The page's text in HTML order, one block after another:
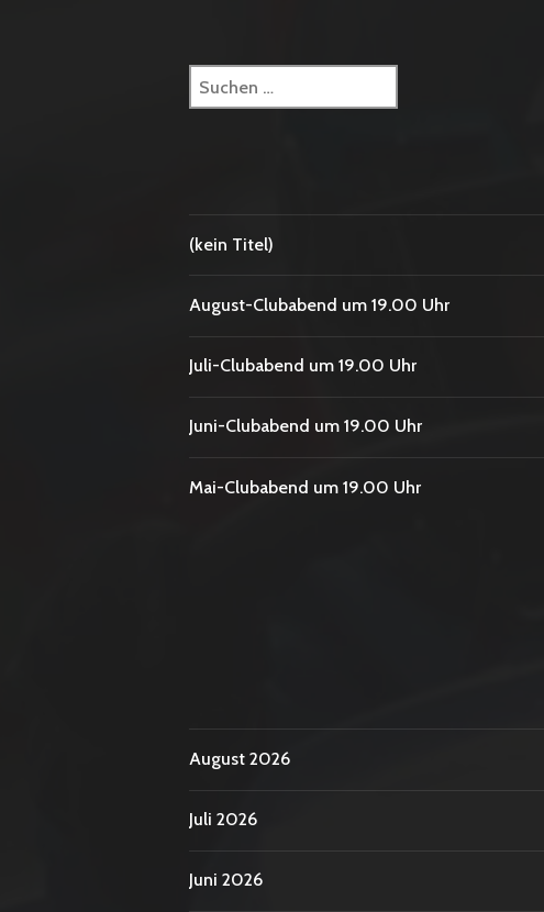
Suchen
nach:
(kein Titel)
August-Clubabend um 19.00 Uhr
Juli-Clubabend um 19.00 Uhr
Juni-Clubabend um 19.00 Uhr
Mai-Clubabend um 19.00 Uhr
August 2026
Juli 2026
Juni 2026